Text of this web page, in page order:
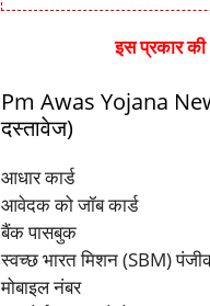
इस प्रकार
Pm Awas Yojana
दस्तावेज)
आधार कार्ड
आवेदक को जॉब कार्ड
बैंक पासबुक
स्वच्छ भारत मिशन (SBM)
मोबाइल नंबर